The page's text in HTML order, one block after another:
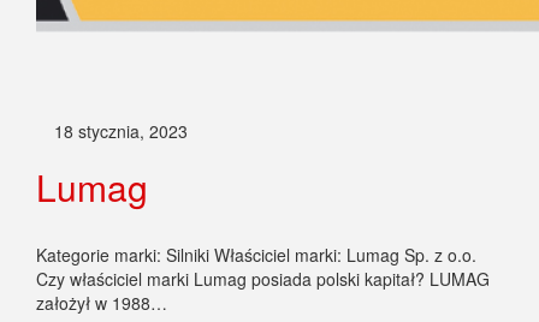
18 stycznia, 2023
Lumag
Kategorie marki: Silniki Właściciel marki: Lumag Sp. z o.o.
Czy właściciel marki Lumag posiada polski kapitał? LUMAG
założył w 1988…